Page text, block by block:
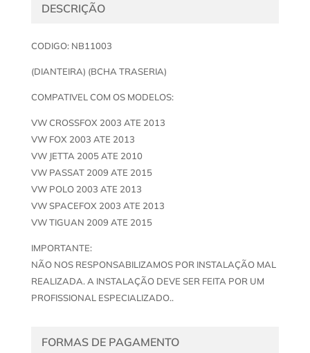
DESCRIÇÃO
CODIGO: NB11003
(DIANTEIRA) (BCHA TRASERIA)
COMPATIVEL COM OS MODELOS:
VW CROSSFOX 2003 ATE 2013
VW FOX 2003 ATE 2013
VW JETTA 2005 ATE 2010
VW PASSAT 2009 ATE 2015
VW POLO 2003 ATE 2013
VW SPACEFOX 2003 ATE 2013
VW TIGUAN 2009 ATE 2015
IMPORTANTE:
NÃO NOS RESPONSABILIZAMOS POR INSTALAÇÃO MAL
REALIZADA. A INSTALAÇÃO DEVE SER FEITA POR UM
PROFISSIONAL ESPECIALIZADO..
FORMAS DE PAGAMENTO